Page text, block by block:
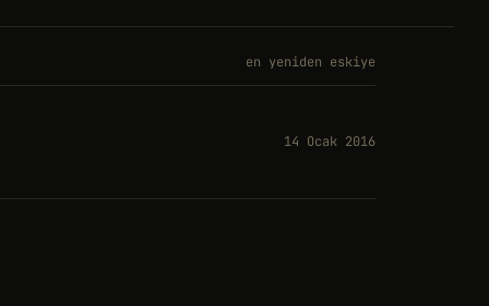
en yeniden eskiye
14 Ocak 2016